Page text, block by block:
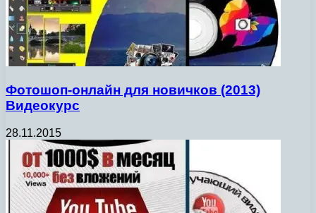
Фотошоп-онлайн для новичков (2013)
Видеокурс
28.11.2015